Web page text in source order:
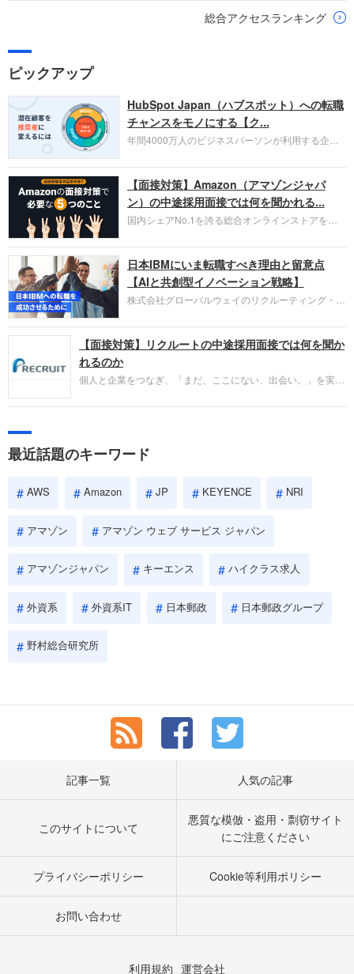
総合アクセスランキング
ピックアップ
HubSpot Japan（ハブスポット）への転職
チャンスをモノにする【ク...
年間4000万人のビジネスパーソンが利用する企業
お勧めするイチオシ企業をご紹介します。今回はク
ラウド型CRMプラットフォームを提供する
HubSpot Japan（ハブスポット・ジャパン）株式会
社です。採用面接対策の企業研究にご活用くださ
い。
【面接対策】Amazon（アマゾンジャパ
ン）の中途採用面接では何を聞かれる...
国内シェアNo.1を誇る総合オンラインストアを運
圧倒的な存在感を持つAmazon。中途採用面接では
過去の具体的な業務成果やリーダーシップの発揮、
失敗からの学びが重視され、人間性やカルチャーフ
ィットも評価対象となり、長期的に成長できる仲間
であるかを多角的に審査されます。
日本IBMにいま転職すべき理由と留意点
【AIと共創型イノベーション戦略】
株式会社グローバルウェイのリクルーティング・パ
パーソンが利用する企業口コミサイト「キャリコ
ネ」の転職エージェントがお勧めするイチオシ企業
IBMです。採用面接対策の企業研究にご活用くださ
い。
【面接対策】リクルートの中途採用面接では何を聞か
れるのか
個人と企業をつなぎ、「まだ、ここにない、出会い。」を実現
やこれまでの成果を具体的に問われるほか、「人間性」も評価
しょう。
最近話題のキーワード
AWS Amazon JP KEYENCE NRI
アマゾン アマゾン ウェブ サービス ジャパン
アマゾンジャパン キーエンス ハイクラス求人
外資系 外資系IT 日本郵政 日本郵政グループ
野村総合研究所
記事一覧 人気の記事
このサイトについて
悪質な模倣・盗用・剽窃サイト
にご注意ください
プライバシーポリシー Cookie等利用ポリシー
お問い合わせ
利用規約 運営会社